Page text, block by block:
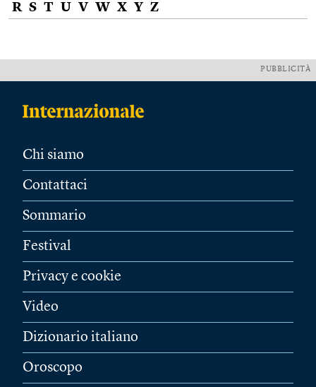
R S T U V W X Y Z
PUBBLICITÀ
Chi siamo
Contattaci
Sommario
Festival
Privacy e cookie
Video
Dizionario italiano
Oroscopo